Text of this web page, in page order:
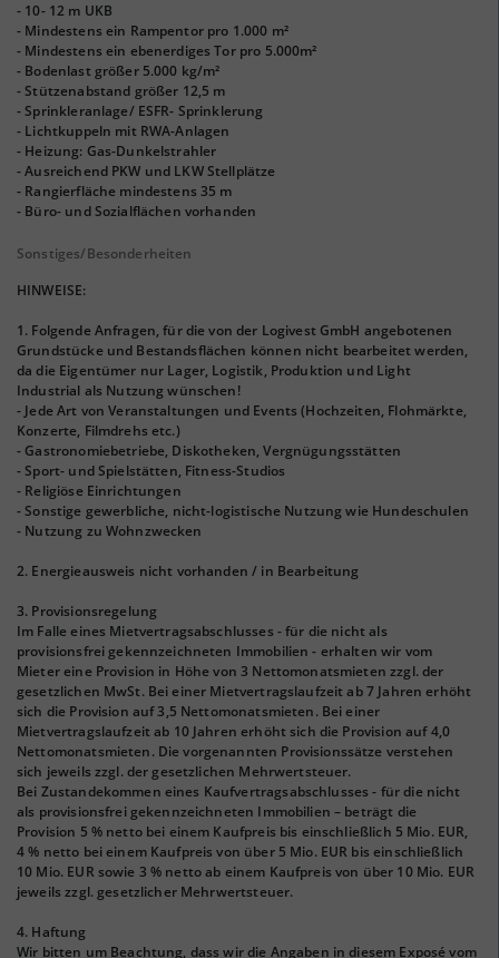
- 10- 12 m UKB
- Mindestens ein Rampentor pro 1.000 m²
- Mindestens ein ebenerdiges Tor pro 5.000m²
- Bodenlast größer 5.000 kg/m²
- Stützenabstand größer 12,5 m
- Sprinkleranlage/ ESFR- Sprinklerung
- Lichtkuppeln mit RWA-Anlagen
- Heizung: Gas-Dunkelstrahler
- Ausreichend PKW und LKW Stellplätze
- Rangierfläche mindestens 35 m
- Büro- und Sozialflächen vorhanden
Sonstiges/Besonderheiten
HINWEISE:
1. Folgende Anfragen, für die von der Logivest GmbH angebotenen
Grundstücke und Bestandsflächen können nicht bearbeitet werden,
da die Eigentümer nur Lager, Logistik, Produktion und Light
Industrial als Nutzung wünschen!
- Jede Art von Veranstaltungen und Events (Hochzeiten, Flohmärkte,
Konzerte, Filmdrehs etc.)
- Gastronomiebetriebe, Diskotheken, Vergnügungsstätten
- Sport- und Spielstätten, Fitness-Studios
- Religiöse Einrichtungen
- Sonstige gewerbliche, nicht-logistische Nutzung wie Hundeschulen
- Nutzung zu Wohnzwecken
2. Energieausweis nicht vorhanden / in Bearbeitung
3. Provisionsregelung
Im Falle eines Mietvertragsabschlusses - für die nicht als
provisionsfrei gekennzeichneten Immobilien - erhalten wir vom
Mieter eine Provision in Höhe von 3 Nettomonatsmieten zzgl. der
gesetzlichen MwSt. Bei einer Mietvertragslaufzeit ab 7 Jahren erhöht
sich die Provision auf 3,5 Nettomonatsmieten. Bei einer
Mietvertragslaufzeit ab 10 Jahren erhöht sich die Provision auf 4,0
Nettomonatsmieten. Die vorgenannten Provisionssätze verstehen
sich jeweils zzgl. der gesetzlichen Mehrwertsteuer.
Bei Zustandekommen eines Kaufvertragsabschlusses - für die nicht
als provisionsfrei gekennzeichneten Immobilien – beträgt die
Provision 5 % netto bei einem Kaufpreis bis einschließlich 5 Mio. EUR,
4 % netto bei einem Kaufpreis von über 5 Mio. EUR bis einschließlich
10 Mio. EUR sowie 3 % netto ab einem Kaufpreis von über 10 Mio. EUR
jeweils zzgl. gesetzlicher Mehrwertsteuer.
4. Haftung
Wir bitten um Beachtung, dass wir die Angaben in diesem Exposé vom